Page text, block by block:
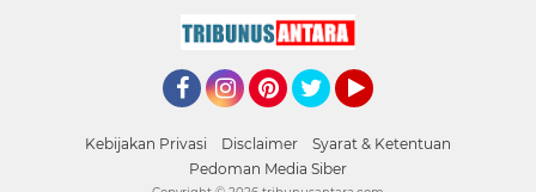
Kebijakan Privasi Disclaimer
Syarat & Ketentuan
Pedoman Media Siber